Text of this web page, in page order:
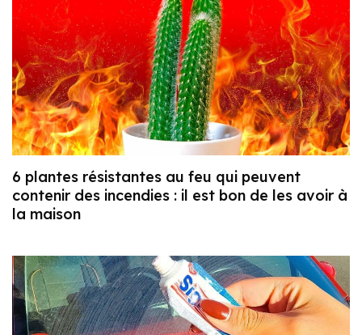
6 plantes résistantes au feu qui peuvent
contenir des incendies : il est bon de les avoir à
la maison